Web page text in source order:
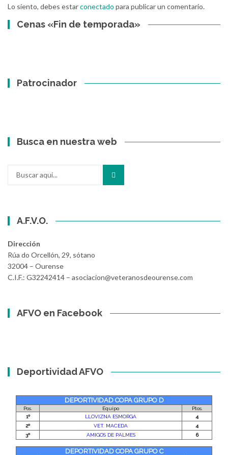
Lo siento, debes estarconectado para publicar un comentario.
Cenas «Fin de temporada»
Patrocinador
Busca en nuestra web
A.F.V.O.
Dirección
Rúa do Orcellón, 29, sótano
32004 – Ourense
C.I.F.: G32242414 – asociacion@veteranosdeourense.com
AFVO en Facebook
Deportividad AFVO